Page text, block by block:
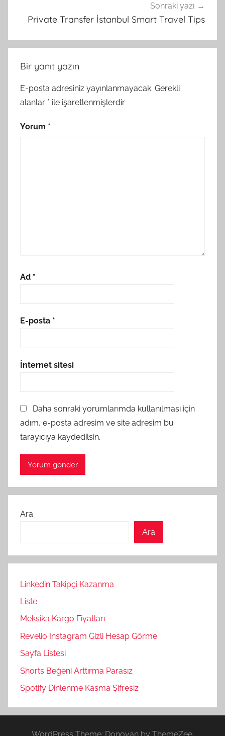
Sonraki yazı
Private Transfer İstanbul Smart Travel Tips
Bir yanıt yazın
E-posta adresiniz yayınlanmayacak. Gerekli
alanlar * ile işaretlenmişlerdir
Yorum *
Ad *
E-posta *
İnternet sitesi
Daha sonraki yorumlarımda kullanılması için
adım, e-posta adresim ve site adresim bu
tarayıcıya kaydedilsin.
Ara
Ara
Linkedin Takipçi Kazanma
Liste
Meksika Kargo Fiyatları
Revelio Instagram Gizli Hesap Görme
Sayfa Listesi
Shorts Beğeni Arttırma Parasız
Spotify Dinlenme Kasma Şifresiz